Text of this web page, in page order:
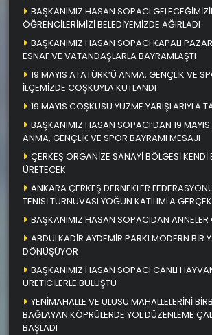
BAŞKANIMIZ HASAN SOPACI
ÖĞRENCİLERİMİZİ BELEDİYEMİZDE AĞIRLADI
BAŞKANIMIZ HASAN SOPACI KAPALI PAZAR
ESNAF VE VATANDAŞLARLA BAYRAMLAŞTI
19 MAYIS ATATÜRK’Ü ANMA, GENÇLİK VE
İLÇEMİZDE COŞKUYLA KUTLANDI
19 MAYIS COŞKUSU YÜZME YARIŞLARIYLA
BAŞKANIMIZ HASAN SOPACI’DAN 19 MAYIS
ANMA, GENÇLİK VE SPOR BAYRAMI MESAJI
ÇERKEŞ ORGANİZE SANAYİ BÖLGESİ KENDİ
ÜRETECEK
ANKARA ÇERKEŞ DERNEKLER
TENİSİ TURNUVASI YOĞUN KATILIMLA
BAŞKANIMIZ HASAN SOPACIDAN ANNELER
ABDULKADİR AYDEMİR PARKI MODERN BİR
DÖNÜŞÜYOR
BAŞKANIMIZ HASAN SOPACI CANLI
ÜRETİCİLERLE BULUŞTU
YENİMAHALLE VE ULUSU MAHALLELERİNİ
BAĞLAYAN KÖPRÜLERDE YOL DÜZENLEME
BAŞLADI